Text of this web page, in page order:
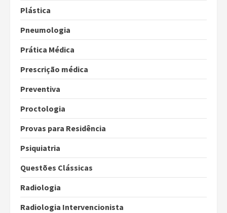
Plástica
Pneumologia
Prática Médica
Prescrição médica
Preventiva
Proctologia
Provas para Residência
Psiquiatria
Questões Clássicas
Radiologia
Radiologia Intervencionista